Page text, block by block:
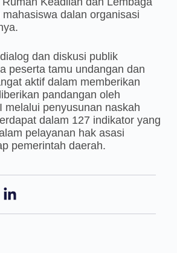
dalan organisasi
dan diskusi publik
peserta tamu undangan dan
aktif dalam memberikan
pandangan oleh
melalui penyusunan naskah
dalam 127 indikator yang
pelayanan hak asasi
pemerintah daerah.